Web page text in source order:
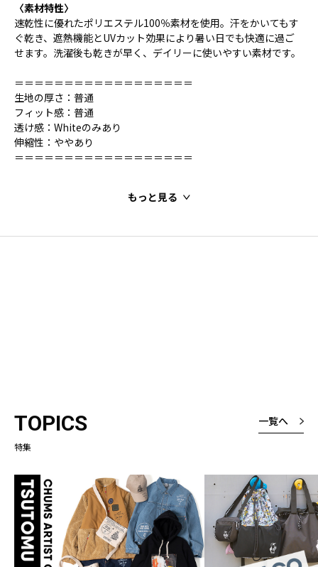
〈素材特性〉
速乾性に優れたポリエステル100％素材を使用。汗をかいてもす
ぐ乾き、遮熱機能とUVカット効果により暑い日でも快適に過ご
せます。洗濯後も乾きが早く、デイリーに使いやすい素材です。
＝＝＝＝＝＝＝＝＝＝＝＝＝＝＝＝＝＝
生地の厚さ：普通
フィット感：普通
透け感：Whiteのみあり
伸縮性：ややあり
＝＝＝＝＝＝＝＝＝＝＝＝＝＝＝＝＝＝
もっと見る
TOPICS
特集
一覧へ